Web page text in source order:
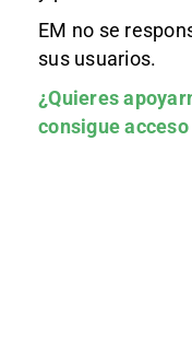
EM no se
sus usuarios.
¿Quieres
consigue